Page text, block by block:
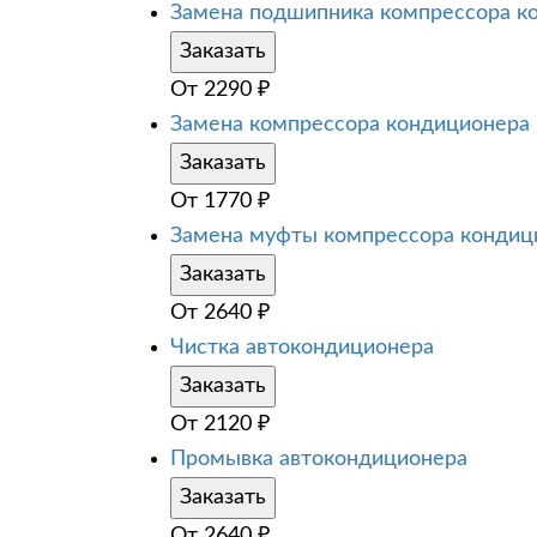
Замена подшипника компрессора
Заказать
От 2290 ₽
Замена компрессора кондиционера
Заказать
От 1770 ₽
Замена муфты компрессора
Заказать
От 2640 ₽
Чистка автокондиционера
Заказать
От 2120 ₽
Промывка автокондиционера
Заказать